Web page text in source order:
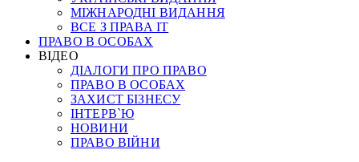
МІЖНАРОДНІ ВИДАННЯ
ВСЕ З ПРАВА ІТ
ПРАВО В ОСОБАХ
ВІДЕО
ДІАЛОГИ ПРО ПРАВО
ПРАВО В ОСОБАХ
ЗАХИСТ БІЗНЕСУ
ІНТЕРВ`Ю
НОВИНИ
ПРАВО ВІЙНИ